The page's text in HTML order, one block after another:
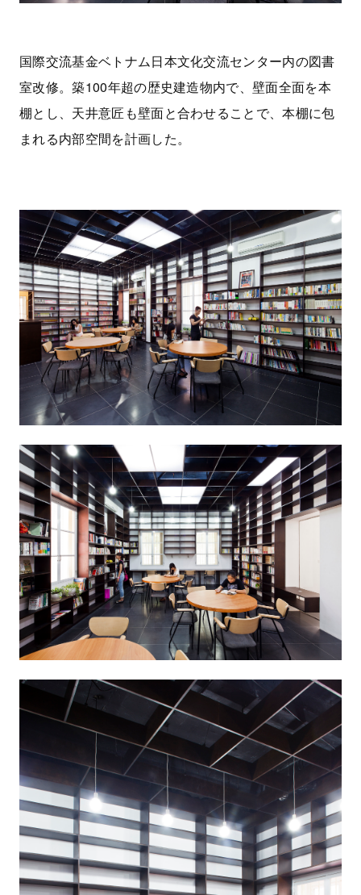
国際交流基金ベトナム日本文化交流センター内の図書
室改修。築100年超の歴史建造物内で、壁面全面を本
棚とし、天井意匠も壁面と合わせることで、本棚に包
まれる内部空間を計画した。